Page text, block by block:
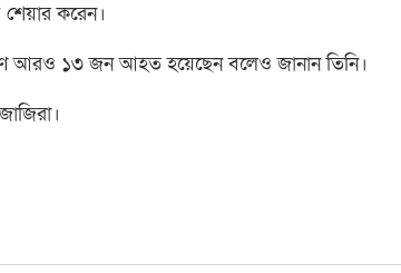
শেয়ার করেন।
আরও ১৩ জন আহত হয়েছেন বলেও জানান তিনি।